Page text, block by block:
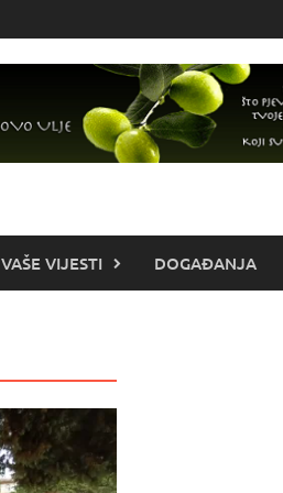
VAŠE VIJESTI DOGAĐANJA